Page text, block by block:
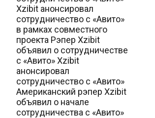
Xzibit анонсировал
сотрудничество с «Авито»
в рамках совместного
проекта Рэпер Xzibit
объявил о сотрудничестве
с «Авито» Xzibit
анонсировал
сотрудничество с «Авито»
Американский рэпер Xzibit
объявил о начале
сотрудничества с «Авито»